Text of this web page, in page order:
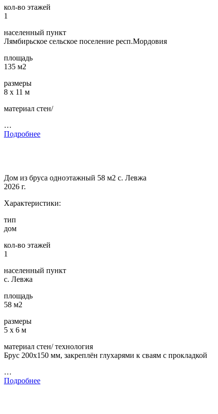
кол-во этажей
1
населенный пункт
Лямбирьское сельское поселение респ.Мордовия
площадь
135 м2
размеры
8 х 11 м
материал стен/
…
Подробнее
Дом из бруса одноэтажный 58 м2 с. Левжа
2026 г.
Характеристики:
тип
дом
кол-во этажей
1
населенный пункт
с. Левжа
площадь
58 м2
размеры
5 х 6 м
материал стен/ технология
Брус 200х150 мм, закреплён глухарями к сваям с прокладкой
…
Подробнее